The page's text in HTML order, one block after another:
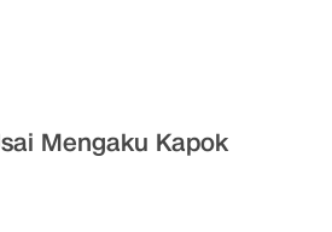
Mengaku Kapok